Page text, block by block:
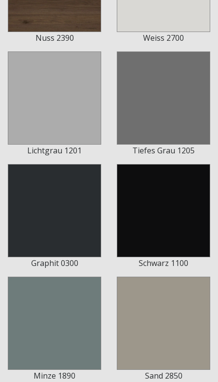
Nuss 2390 Weiss 2700
Lichtgrau 1201 Tiefes Grau 1205
Graphit 0300 Schwarz 1100
Minze 1890 Sand 2850